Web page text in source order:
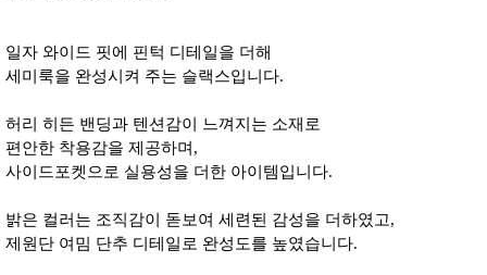
일자 와이드 핏에 핀턱 디테일을 더해
세미룩을 완성시켜 주는 슬랙스입니다.
허리 히든 밴딩과 텐션감이 느껴지는 소재로
편안한 착용감을 제공하며,
사이드포켓으로 실용성을 더한 아이템입니다.
밝은 컬러는 조직감이 돋보여 세련된 감성을 더하였고,
제원단 여밈 단추 디테일로 완성도를 높였습니다.